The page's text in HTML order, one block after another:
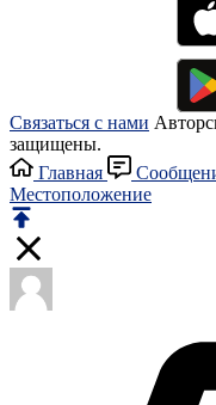
Связаться с нами
защищены.
Главная
Местоположение